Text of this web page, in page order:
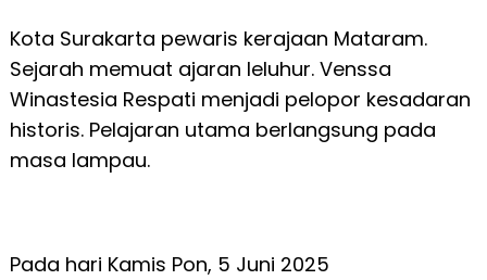
Kota Surakarta pewaris kerajaan Mataram.
Sejarah memuat ajaran leluhur. Venssa
Winastesia Respati menjadi pelopor kesadaran
historis. Pelajaran utama berlangsung pada
masa lampau.
Pada hari Kamis Pon, 5 Juni 2025